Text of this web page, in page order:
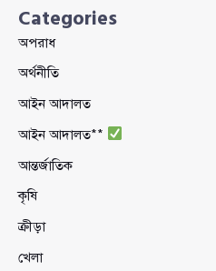
Categories
অপরাধ
অর্থনীতি
আইন আদালত
আইন আদালত**
আন্তর্জাতিক
কৃষি
ক্রীড়া
খেলা